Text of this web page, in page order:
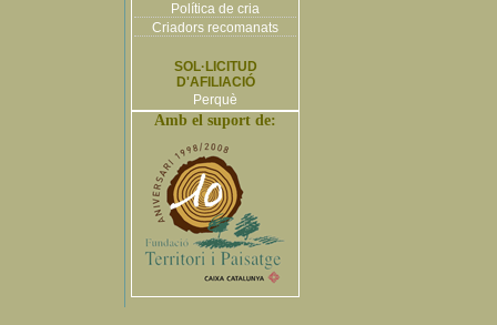
Política de cria
Criadors recomanats
SOL·LICITUD
D'AFILIACIÓ
Perquè
Amb el suport de: